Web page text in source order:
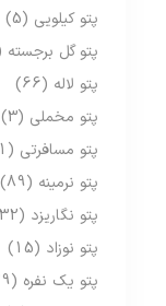
پتو کیلویی (5)
پتو گل برجسته
پتو لاله (66)
پتو مخملی (3)
پتو مسافرتی (161)
پتو نرمینه (89)
پتو نگاریزد (32)
پتو نوزاد (15)
پتو یک نفره (129)